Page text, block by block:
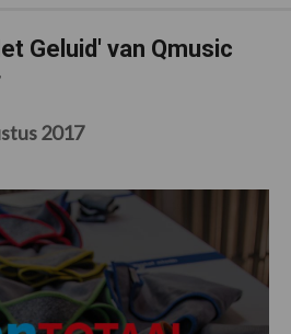
Geluid' van Qmusic
2017